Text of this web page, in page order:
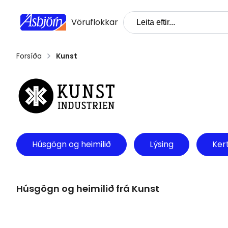
Vöruflokkar
Forsíða Kunst
Húsgögn og heimilið Lýsing
Húsgögn og heimilið frá Kunst